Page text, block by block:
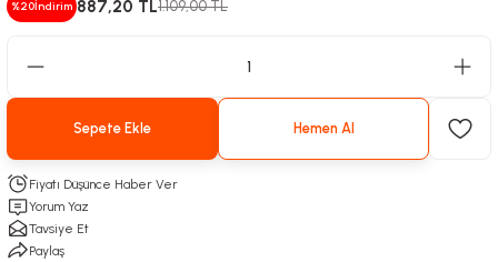
%20İndirim 887,20 TL1.109,00 TL
Sepete Ekle Hemen Al
Fiyatı Düşünce Haber Ver
Yorum Yaz
Tavsiye Et
Paylaş